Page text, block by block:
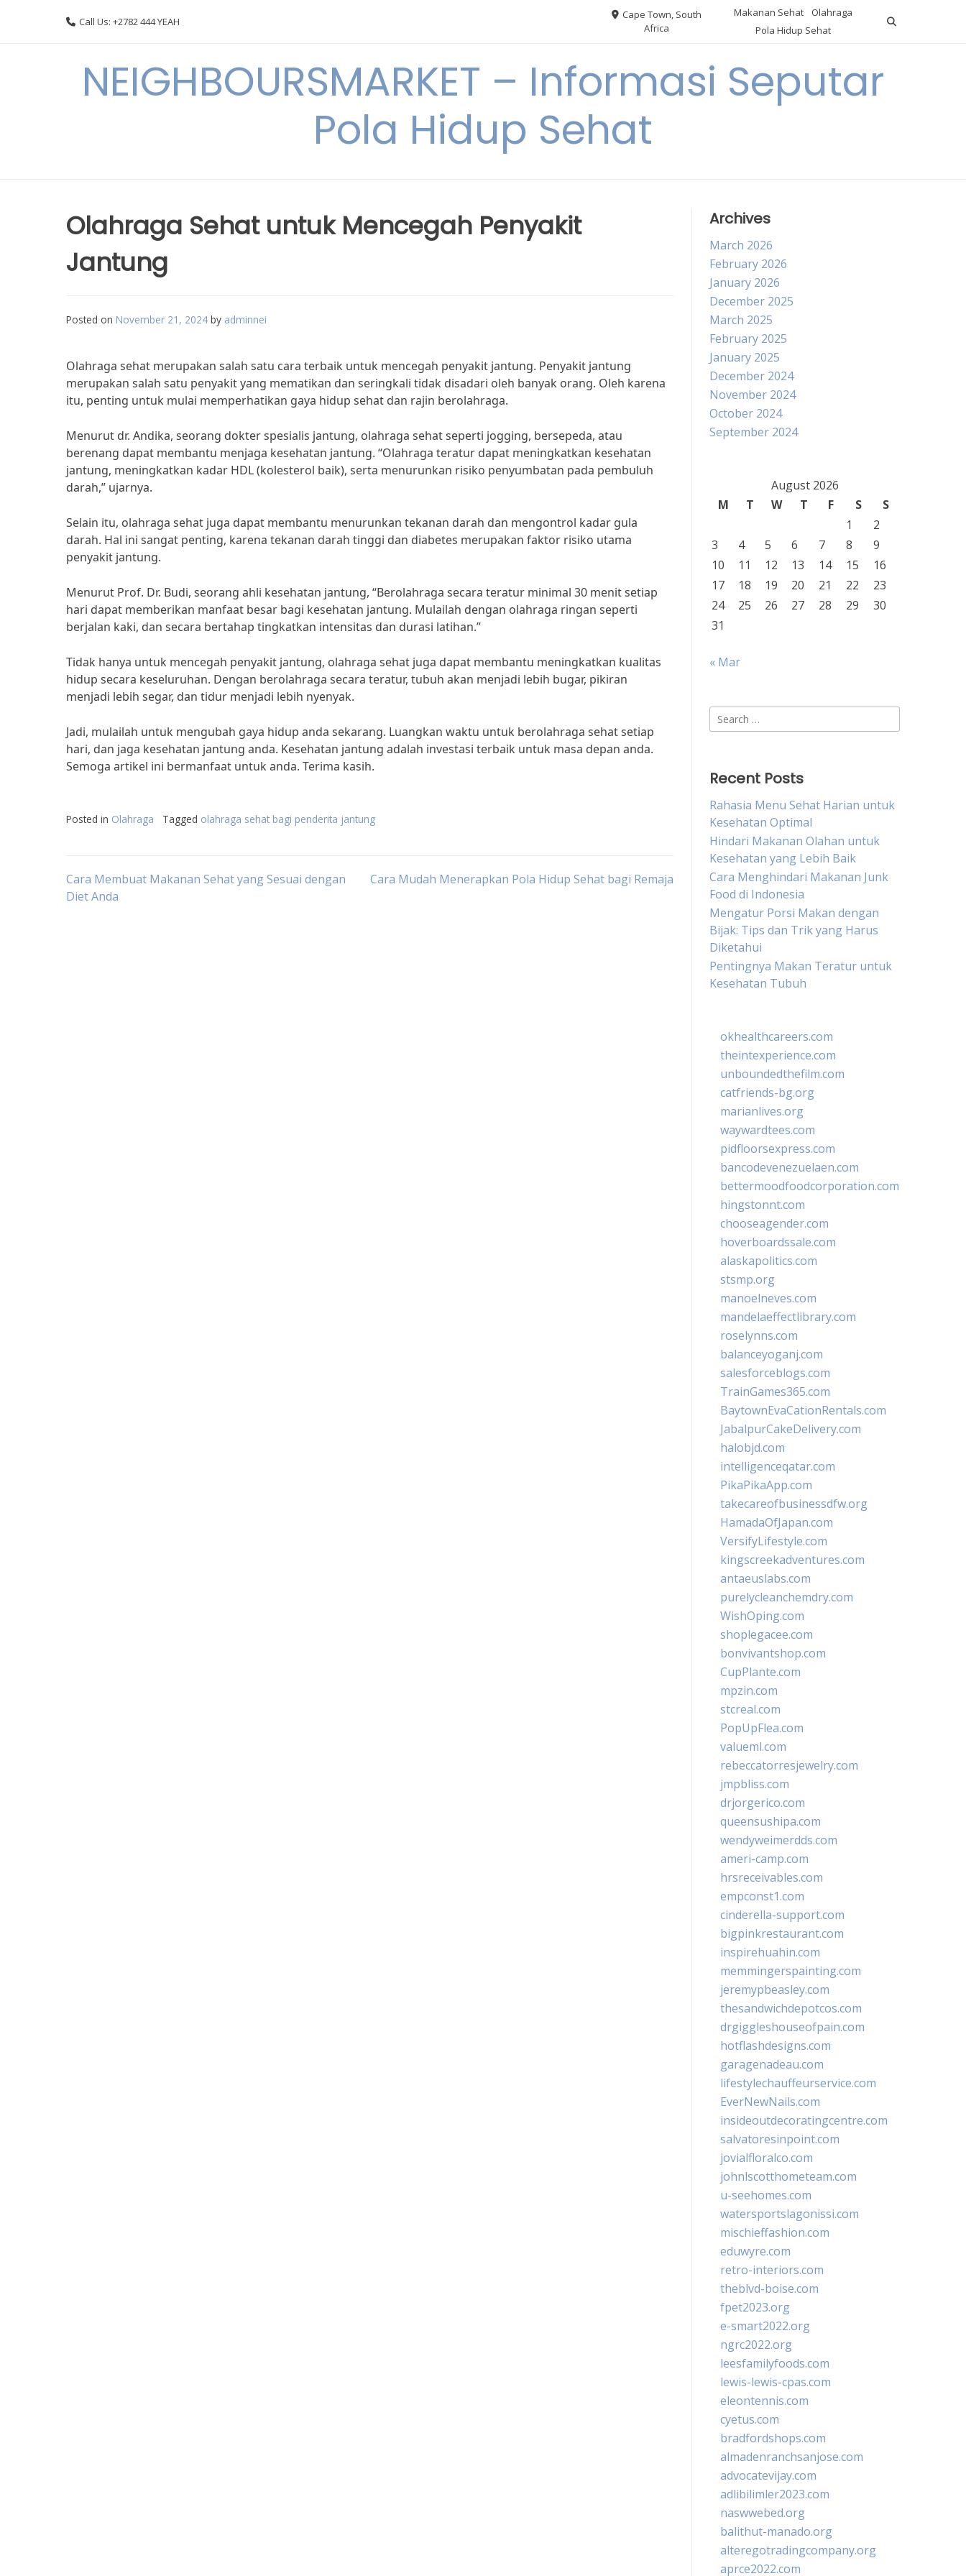
Call Us: +2782 444 YEAH
Cape Town, South
Africa
Makanan Sehat
Olahraga
Pola Hidup Sehat
NEIGHBOURSMARKET – Informasi Seputar
Pola Hidup Sehat
Olahraga Sehat untuk Mencegah Penyakit
Jantung
Posted on November 21, 2024 by adminnei
Olahraga sehat merupakan salah satu cara terbaik untuk mencegah penyakit jantung. Penyakit jantung
merupakan salah satu penyakit yang mematikan dan seringkali tidak disadari oleh banyak orang. Oleh karena
itu, penting untuk mulai memperhatikan gaya hidup sehat dan rajin berolahraga.
Menurut dr. Andika, seorang dokter spesialis jantung, olahraga sehat seperti jogging, bersepeda, atau
berenang dapat membantu menjaga kesehatan jantung. “Olahraga teratur dapat meningkatkan kesehatan
jantung, meningkatkan kadar HDL (kolesterol baik), serta menurunkan risiko penyumbatan pada pembuluh
darah,” ujarnya.
Selain itu, olahraga sehat juga dapat membantu menurunkan tekanan darah dan mengontrol kadar gula
darah. Hal ini sangat penting, karena tekanan darah tinggi dan diabetes merupakan faktor risiko utama
penyakit jantung.
Menurut Prof. Dr. Budi, seorang ahli kesehatan jantung, “Berolahraga secara teratur minimal 30 menit setiap
hari dapat memberikan manfaat besar bagi kesehatan jantung. Mulailah dengan olahraga ringan seperti
berjalan kaki, dan secara bertahap tingkatkan intensitas dan durasi latihan.”
Tidak hanya untuk mencegah penyakit jantung, olahraga sehat juga dapat membantu meningkatkan kualitas
hidup secara keseluruhan. Dengan berolahraga secara teratur, tubuh akan menjadi lebih bugar, pikiran
menjadi lebih segar, dan tidur menjadi lebih nyenyak.
Jadi, mulailah untuk mengubah gaya hidup anda sekarang. Luangkan waktu untuk berolahraga sehat setiap
hari, dan jaga kesehatan jantung anda. Kesehatan jantung adalah investasi terbaik untuk masa depan anda.
Semoga artikel ini bermanfaat untuk anda. Terima kasih.
Posted in Olahraga Tagged olahraga sehat bagi penderita jantung
Post
Cara Membuat Makanan Sehat yang Sesuai dengan
Diet Anda
Cara Mudah Menerapkan Pola Hidup Sehat bagi Remaja
Archives
March 2026
February 2026
January 2026
December 2025
March 2025
February 2025
January 2025
December 2024
November 2024
October 2024
September 2024
August 2026
M
T W T F S
S
1
2
3
4 5 6 7 8
9
10
11 12 13 14 15
16
17
18 19 20 21 22
23
24
25 26 27 28 29
30
31
« Mar
Search
for:
Recent Posts
Rahasia Menu Sehat Harian untuk
Kesehatan Optimal
Hindari Makanan Olahan untuk
Kesehatan yang Lebih Baik
Cara Menghindari Makanan Junk
Food di Indonesia
Mengatur Porsi Makan dengan
Bijak: Tips dan Trik yang Harus
Diketahui
Pentingnya Makan Teratur untuk
Kesehatan Tubuh
okhealthcareers.com
theintexperience.com
unboundedthefilm.com
catfriends-bg.org
marianlives.org
waywardtees.com
pidfloorsexpress.com
bancodevenezuelaen.com
bettermoodfoodcorporation.com
hingstonnt.com
chooseagender.com
hoverboardssale.com
alaskapolitics.com
stsmp.org
manoelneves.com
mandelaeffectlibrary.com
roselynns.com
balanceyoganj.com
salesforceblogs.com
TrainGames365.com
BaytownEvaCationRentals.com
JabalpurCakeDelivery.com
halobjd.com
intelligenceqatar.com
PikaPikaApp.com
takecareofbusinessdfw.org
HamadaOfJapan.com
VersifyLifestyle.com
kingscreekadventures.com
antaeuslabs.com
purelycleanchemdry.com
WishOping.com
shoplegacee.com
bonvivantshop.com
CupPlante.com
mpzin.com
stcreal.com
PopUpFlea.com
valueml.com
rebeccatorresjewelry.com
jmpbliss.com
drjorgerico.com
queensushipa.com
wendyweimerdds.com
ameri-camp.com
hrsreceivables.com
empconst1.com
cinderella-support.com
bigpinkrestaurant.com
inspirehuahin.com
memmingerspainting.com
jeremypbeasley.com
thesandwichdepotcos.com
drgiggleshouseofpain.com
hotflashdesigns.com
garagenadeau.com
lifestylechauffeurservice.com
EverNewNails.com
insideoutdecoratingcentre.com
salvatoresinpoint.com
jovialfloralco.com
johnlscotthometeam.com
u-seehomes.com
watersportslagonissi.com
mischieffashion.com
eduwyre.com
retro-interiors.com
theblvd-boise.com
fpet2023.org
e-smart2022.org
ngrc2022.org
leesfamilyfoods.com
lewis-lewis-cpas.com
eleontennis.com
cyetus.com
bradfordshops.com
almadenranchsanjose.com
advocatevijay.com
adlibilimler2023.com
naswwebed.org
balithut-manado.org
alteregotradingcompany.org
aprce2022.com